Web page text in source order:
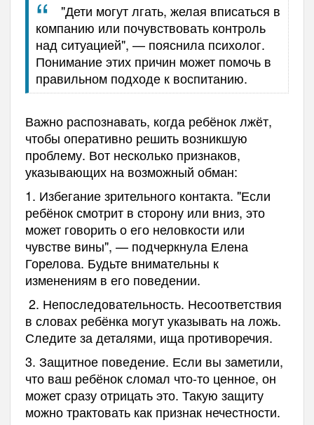
"Дети могут лгать, желая вписаться в
компанию или почувствовать контроль
над ситуацией", — пояснила психолог.
Понимание этих причин может помочь в
правильном подходе к воспитанию.
Важно распознавать, когда ребёнок лжёт,
чтобы оперативно решить возникшую
проблему. Вот несколько признаков,
указывающих на возможный обман:
1. Избегание зрительного контакта. "Если
ребёнок смотрит в сторону или вниз, это
может говорить о его неловкости или
чувстве вины", — подчеркнула Елена
Горелова. Будьте внимательны к
изменениям в его поведении.
2. Непоследовательность. Несоответствия
в словах ребёнка могут указывать на ложь.
Следите за деталями, ища противоречия.
3. Защитное поведение. Если вы заметили,
что ваш ребёнок сломал что-то ценное, он
может сразу отрицать это. Такую защиту
можно трактовать как признак нечестности.